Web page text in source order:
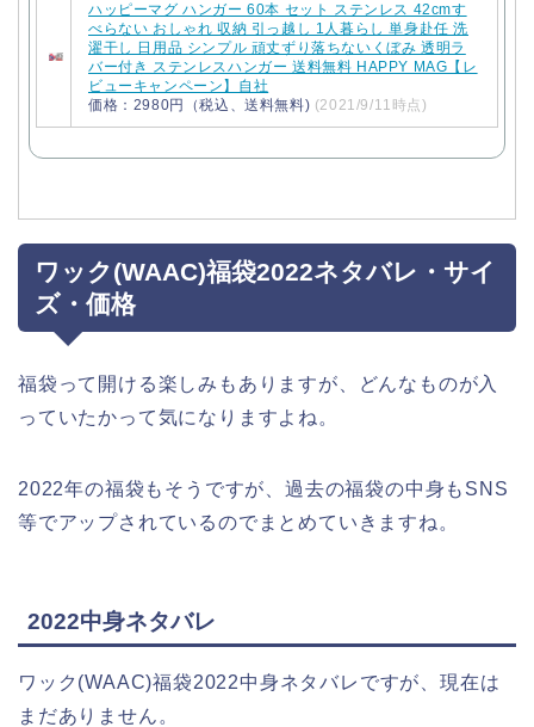
ハッピーマグ ハンガー 60本 セット ステンレス 42cmす
べらない おしゃれ 収納 引っ越し 1人暮らし 単身赴任 洗
濯干し 日用品 シンプル 頑丈ずり落ちないくぼみ 透明ラ
バー付き ステンレスハンガー 送料無料 HAPPY MAG【レ
ビューキャンペーン】自社
価格：2980円（税込、送料無料) (2021/9/11時点)
ワック(WAAC)福袋2022ネタバレ・サイ
ズ・価格
福袋って開ける楽しみもありますが、どんなものが入
っていたかって気になりますよね。
2022年の福袋もそうですが、過去の福袋の中身もSNS
等でアップされているのでまとめていきますね。
2022中身ネタバレ
ワック(WAAC)福袋2022中身ネタバレですが、現在は
まだありません。